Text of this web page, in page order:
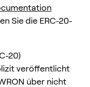
Sie die ERC-20-
20)
veröffentlicht
über nicht